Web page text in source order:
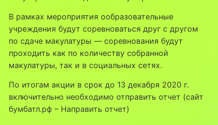
В рамках мероприятия ообразовательные
учреждения будут соревноваться друг с другом
по сдаче макулатуры — соревнования будут
проходить как по количеству собранной
макулатуры, так и в социальных сетях.
По итогам акции в срок до 13 декабря 2020 г.
включительно необходимо отправить отчет (сайт
бумбатл.рф – Направить отчет)